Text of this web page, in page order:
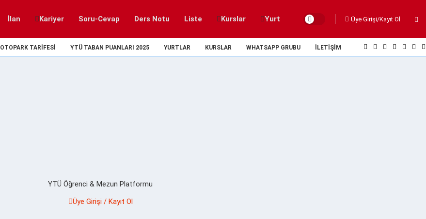
İlan Kariyer Soru-Cevap Ders Notu Liste Kurslar Yurt Üye Girişi/Kayıt Ol
OTOPARK TARIFESI YTÜ TABAN PUANLARI 2025 YURTLAR KURSLAR WHATSAPP GRUBU İLETIŞIM
YTÜ Öğrenci & Mezun Platformu
Üye Girişi / Kayıt Ol